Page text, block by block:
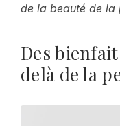
de la beauté de la
Des
delà de la